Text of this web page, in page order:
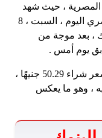
المصرية ، حيث شهد
سعر الدولار الأمريكي مقابل الجنيه المصري اليوم ، السبت ، 8
، بعد موجة من
وفقًا لأحدث تحديثات البنوك ، بلغ أعلى سعر شراء 50.29 جنيهًا ،
أدنى سعر للبيع هو 50.34 جنيه ، وهو ما يعكس